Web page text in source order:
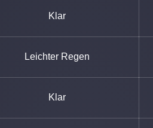
Klar
Leichter Regen
Klar